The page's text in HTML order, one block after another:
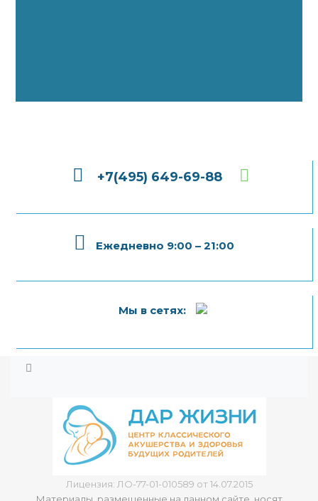
+7(495) 649-69-88
Ежедневно 9:00 – 21:00
Мы в сетях:
Лицензия: ЛО-77-01-010589 от 14.07.2015
Материалы, размещенные на данном сайте, носят